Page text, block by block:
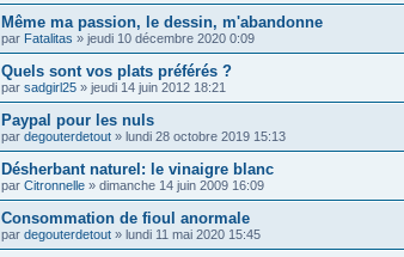
Même ma passion, le dessin, m'abandonne
par Fatalitas » jeudi 10 décembre 2020 0:09
Quels sont vos plats préférés ?
par sadgirl25 » jeudi 14 juin 2012 18:21
Paypal pour les nuls
par degouterdetout » lundi 28 octobre 2019 15:13
Désherbant naturel: le vinaigre blanc
par Citronnelle » dimanche 14 juin 2009 16:09
Consommation de fioul anormale
par degouterdetout » lundi 11 mai 2020 15:45